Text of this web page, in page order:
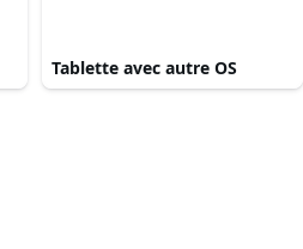
Tablette avec autre OS